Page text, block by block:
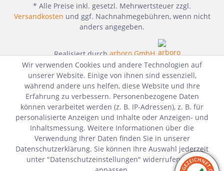
* Alle Preise inkl. gesetzl. Mehrwertsteuer zzgl.
Versandkosten und ggf. Nachnahmegebühren, wenn nicht
anders angegeben.
Realisiert durcharboro GmbH
Wir verwenden Cookies und andere Technologien auf
unserer Website. Einige von ihnen sind essenziell,
während andere uns helfen, diese Website und Ihre
Erfahrung zu verbessern. Personenbezogene Daten
können verarbeitet werden (z. B. IP-Adressen), z. B. für
personalisierte Anzeigen und Inhalte oder Anzeigen- und
Inhaltsmessung. Weitere Informationen über die
Verwendung Ihrer Daten finden Sie in unserer
Datenschutzerklärung. Sie können Ihre Auswahl jederzeit
unter "Datenschutzeinstellungen" widerrufen oder